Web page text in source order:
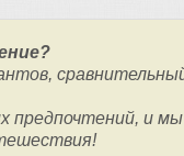
предпочтений, и